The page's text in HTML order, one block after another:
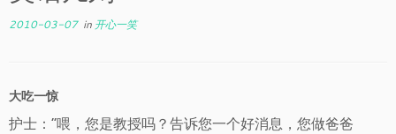
2010-03-07in 开心一笑
大吃一惊
护士：”喂，您是教授吗？告诉您一个好消息，您做爸爸